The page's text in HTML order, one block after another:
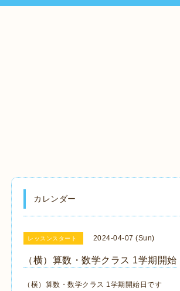
カレンダー
レッスンスタート 2024-04-07 (Sun)
（横）算数・数学クラス 1学期開始
（横）算数・数学クラス 1学期開始日です